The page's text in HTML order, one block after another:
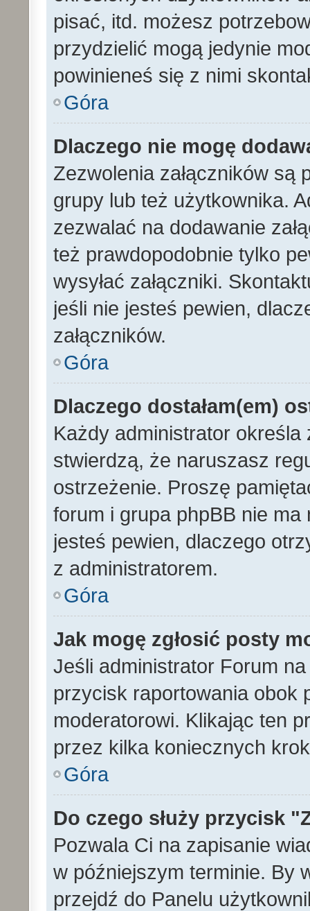
pisać, itd. możesz
przydzielić mogą jedynie
powinieneś się z nimi
Góra
Dlaczego nie mogę
Zezwolenia załączników są
grupy lub też użytkownika.
zezwalać na dodawanie
też prawdopodobnie tylko
wysyłać załączniki.
jeśli nie jesteś pewien,
załączników.
Góra
Dlaczego dostałam(em)
Każdy administrator
stwierdzą, że naruszasz
ostrzeżenie. Proszę
forum i grupa phpBB nie
jesteś pewien, dlaczego
z administratorem.
Góra
Jak mogę zgłosić posty
Jeśli administrator Forum
przycisk raportowania obok
moderatorowi. Klikając ten
przez kilka koniecznych
Góra
Do czego służy przycisk
Pozwala Ci na zapisanie
w późniejszym terminie. By
przejdź do Panelu